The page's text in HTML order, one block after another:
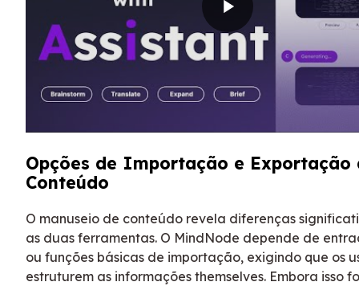
Opções de Importação e Exportação
Conteúdo
O manuseio de conteúdo revela diferenças
as duas ferramentas. O MindNode depende de
ou funções básicas de importação, exigindo que os
estruturem as informações themselves. Embora isso